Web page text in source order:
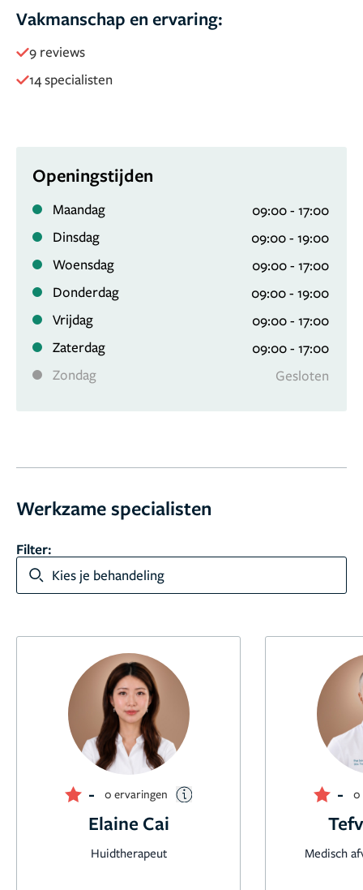
schoonheid. Alle artsen bij The Body Clinic zijn BIG-
geregistreerd, waardoor je verzekerd bent van ervaren
specialisten en hoge medische kwaliteitsnormen.
een kosteloos en vrijblijvend consult stellen we samen
Vakmanschap en ervaring:
9 reviews
14 specialisten
Openingstijden
Maandag
09:00 - 17:00
Dinsdag
09:00 - 19:00
Woensdag
09:00 - 17:00
Donderdag
09:00 - 19:00
Vrijdag
09:00 - 17:00
Zaterdag
09:00 - 17:00
Zondag
Gesloten
Werkzame specialisten
Filter:
Kies je behandeling
- 0 ervaringen
Elaine Cai
Huidtherapeut
- 0
Medisch